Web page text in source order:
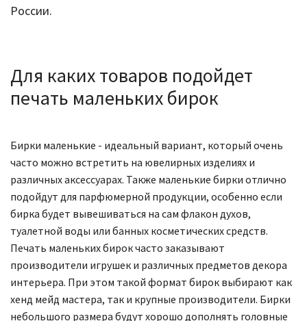
России.
Для каких товаров подойдет
печать маленьких бирок
Бирки маленькие - идеальный вариант, который очень
часто можно встретить на ювелирных изделиях и
различных аксессуарах. Также маленькие бирки отлично
подойдут для парфюмерной продукции, особенно если
бирка будет вывешиваться на сам флакон духов,
туалетной воды или банных косметических средств.
Печать маленьких бирок часто заказывают
производители игрушек и различных предметов декора
интерьера. При этом такой формат бирок выбирают как
хенд мейд мастера, так и крупные производители. Бирки
небольшого размера будут хорошо дополнять головные